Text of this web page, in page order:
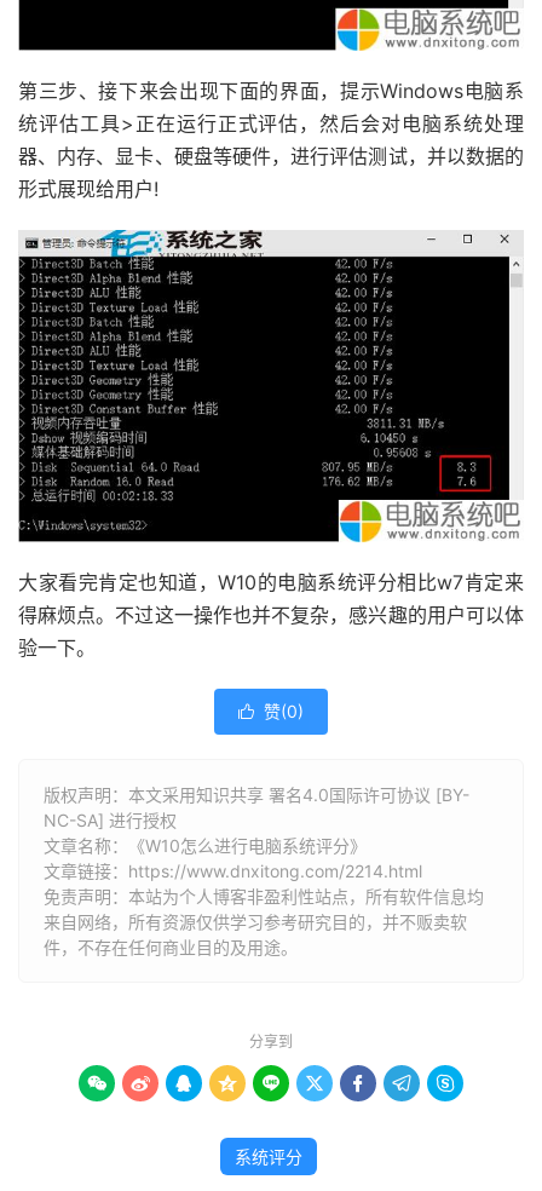
第三步、接下来会出现下面的界面，提示Windows电脑系
统评估工具>正在运行正式评估，然后会对电脑系统处理
器、内存、显卡、硬盘等硬件，进行评估测试，并以数据的
形式展现给用户!
大家看完肯定也知道，W10的电脑系统评分相比w7肯定来
得麻烦点。不过这一操作也并不复杂，感兴趣的用户可以体
验一下。
 赞(0)
版权声明：本文采用知识共享 署名4.0国际许可协议 [BY-
NC-SA] 进行授权
文章名称：《W10怎么进行电脑系统评分》
文章链接： https://www.dnxitong.com/2214.html
免责声明：本站为个人博客非盈利性站点，所有软件信息均
来自网络，所有资源仅供学习参考研究目的，并不贩卖软
件，不存在任何商业目的及用途。
分享到
        
系统评分